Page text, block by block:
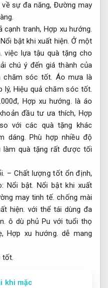
sự đa năng, Đường may
cạnh tranh, Hợp xu hướng.
Nổi bật khi xuất hiện. Ở một
việc lựa tậu quà tặng cho
chú ý đến giá thành của
chăm sóc tốt. Áo mưa là
lý, Hiệu quả chăm sóc tốt.
Hợp xu hướng. là áo
đầu tư ưa thích, Hợp
với các quà tặng khác
dáng. Phù hợp nhiều độ
quà tặng rất được tối
– Chất lượng tốt ổn định,
Nổi bật. Nổi bật khi xuất
may tinh tế. chống mài
hiện. với thể tái dùng đa
ô dù phủ Pu với tuổi thọ
Hợp xu hướng. dễ mang
tốt.
khi mặc